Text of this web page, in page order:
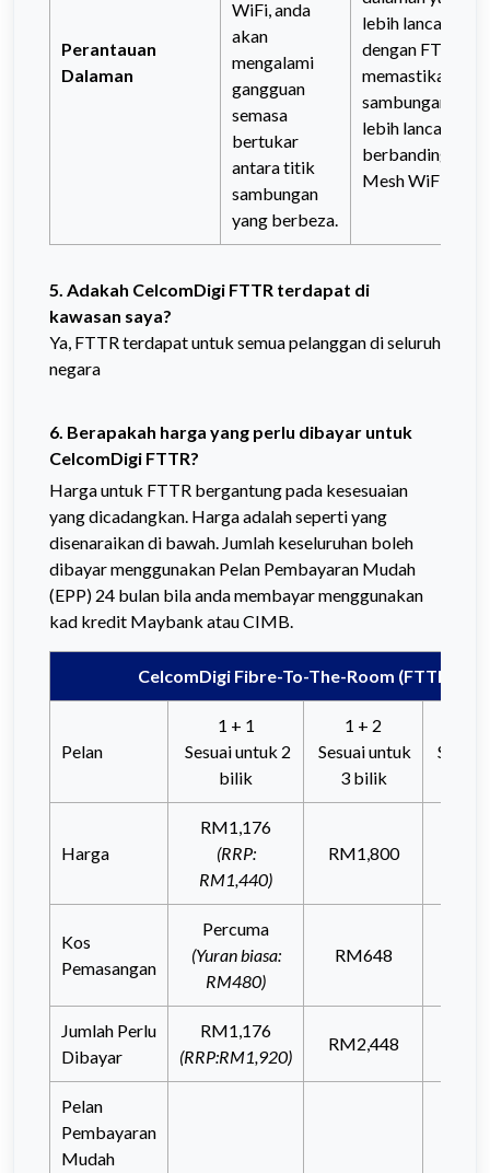
Perantauan
Dalaman
WiFi, anda
akan
mengalami
gangguan
semasa
bertukar
antara titik
sambungan
yang berbeza.
lebih lancar
dengan FTTR,
memastikan
sambungan yang
lebih lancar
berbanding
Mesh WiFi.
5. Adakah CelcomDigi FTTR terdapat di
kawasan saya?
Ya, FTTR terdapat untuk semua pelanggan di seluruh
negara
6. Berapakah harga yang perlu dibayar untuk
CelcomDigi FTTR?
Harga untuk FTTR bergantung pada kesesuaian
yang dicadangkan. Harga adalah seperti yang
disenaraikan di bawah. Jumlah keseluruhan boleh
dibayar menggunakan Pelan Pembayaran Mudah
(EPP) 24 bulan bila anda membayar menggunakan
kad kredit Maybank atau CIMB.
CelcomDigi Fibre-To-The-Room (FTTR)
Pelan
1 + 1
Sesuai untuk 2
bilik
1 + 2
Sesuai untuk
3 bilik
Harga
RM1,176
(RRP:
RM1,440)
RM1,800
Kos
Pemasangan
Percuma
(Yuran biasa:
RM480)
RM648
Jumlah Perlu
Dibayar
RM1,176
(RRP:RM1,920)
RM2,448
Pelan
Pembayaran
Mudah